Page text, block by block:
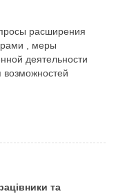
расширения
, меры
деятельности
возможностей
та